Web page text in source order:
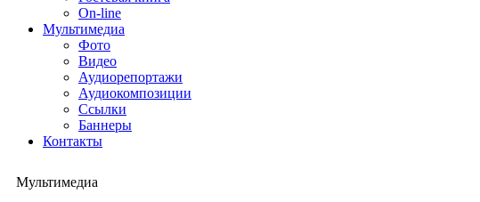
On-line
Мультимедиа
Фото
Видео
Аудиорепортажи
Аудиокомпозиции
Ссылки
Баннеры
Контакты
Мультимедиа